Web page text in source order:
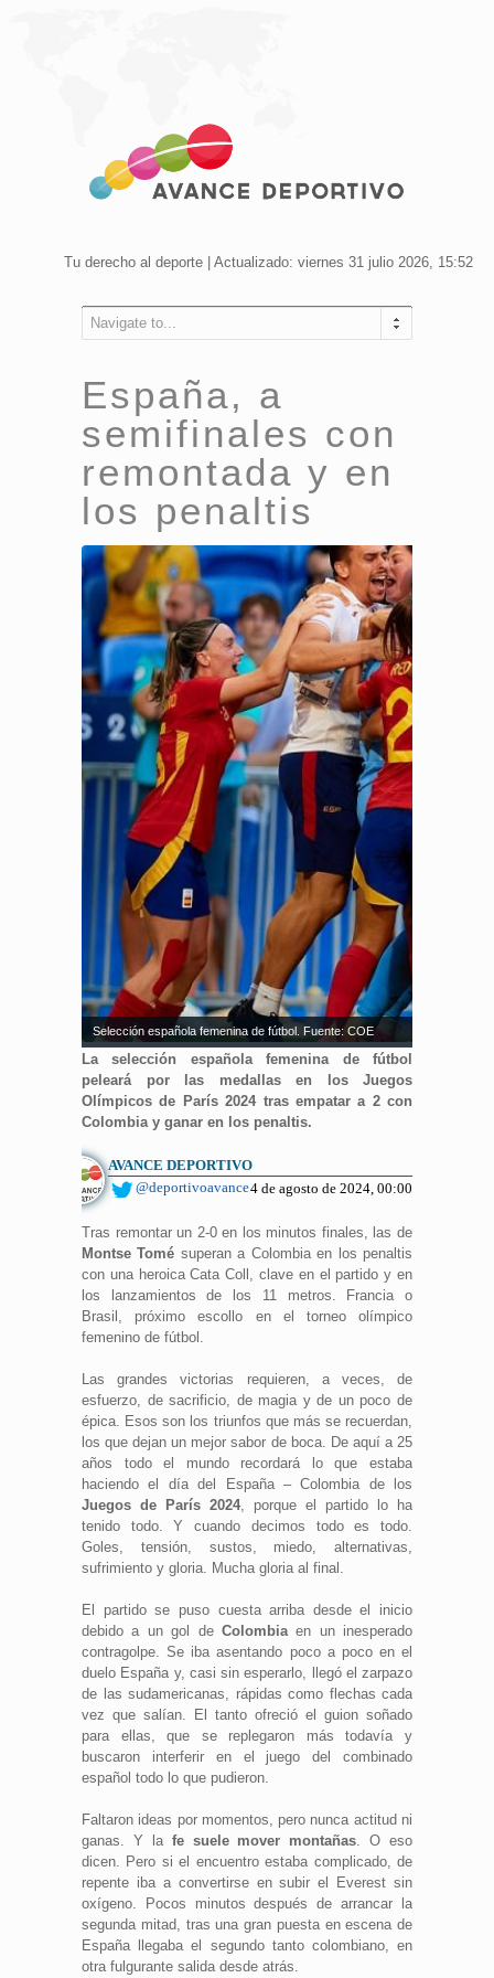
Tu derecho al deporte | Actualizado: viernes 31 julio 2026, 15:52
Navigate to...
España, a
semifinales con
remontada y en
los penaltis
Selección española femenina de fútbol. Fuente: COE
La selección española femenina de fútbol
peleará por las medallas en los Juegos
Olímpicos de París 2024 tras empatar a 2 con
Colombia y ganar en los penaltis.
AVANCE DEPORTIVO
@deportivoavance4 de agosto de 2024, 00:00
Tras remontar un 2-0 en los minutos finales, las de
Montse Tomé superan a Colombia en los penaltis
con una heroica Cata Coll, clave en el partido y en
los lanzamientos de los 11 metros. Francia o
Brasil, próximo escollo en el torneo olímpico
femenino de fútbol.
Las grandes victorias requieren, a veces, de
esfuerzo, de sacrificio, de magia y de un poco de
épica. Esos son los triunfos que más se recuerdan,
los que dejan un mejor sabor de boca. De aquí a 25
años todo el mundo recordará lo que estaba
haciendo el día del España – Colombia de los
Juegos de París 2024, porque el partido lo ha
tenido todo. Y cuando decimos todo es todo.
Goles, tensión, sustos, miedo, alternativas,
sufrimiento y gloria. Mucha gloria al final.
El partido se puso cuesta arriba desde el inicio
debido a un gol de Colombiaen un inesperado
contragolpe. Se iba asentando poco a poco en el
duelo España y, casi sin esperarlo, llegó el zarpazo
de las sudamericanas, rápidas como flechas cada
vez que salían. El tanto ofreció el guion soñado
para ellas, que se replegaron más todavía y
buscaron interferir en el juego del combinado
español todo lo que pudieron.
Faltaron ideas por momentos, pero nunca actitud ni
ganas. Y la fe suele mover montañas. O eso
dicen. Pero si el encuentro estaba complicado, de
repente iba a convertirse en subir el Everest sin
oxígeno. Pocos minutos después de arrancar la
segunda mitad, tras una gran puesta en escena de
España llegaba el segundo tanto colombiano, en
otra fulgurante salida desde atrás.